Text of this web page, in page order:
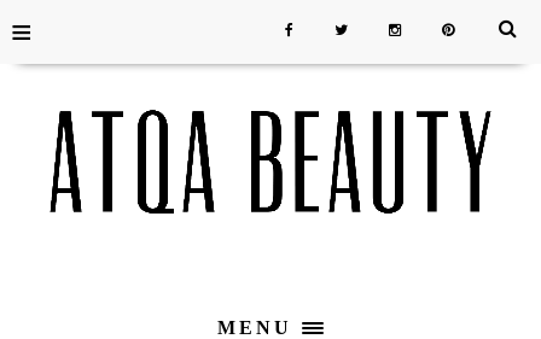
≡
MENU